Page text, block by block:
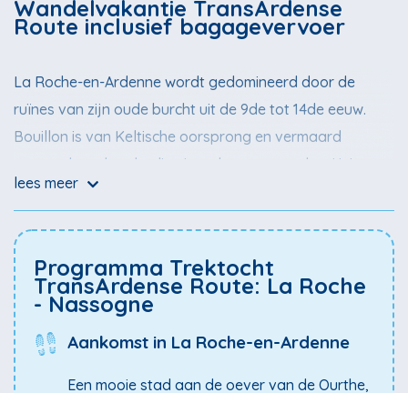
Wandelvakantie TransArdense
Route inclusief bagagevervoer
La Roche-en-Ardenne wordt gedomineerd door de
ruïnes van zijn oude burcht uit de 9de tot 14de eeuw.
Bouillon is van Keltische oorsprong en vermaard
wegens haar burcht die eigendom was van het Huis van
Ardenne waartoe ook Godfried van Bouillon behoorde.
Het voortdurend klimmen en dalen leidt tot fraaie
panorama’s over de uitgestrekte bossen en tot het
ontdekken van onbedorven natuurplekjes en kleine
dorpjes. De Transardense route is geel/wit gemarkeerd
en is duidelijk bewegwijzerd.
lees meer
Programma Trektocht
TransArdense Route: La Roche
- Nassogne
Aankomst in La Roche-en-Ardenne
Een mooie stad aan de oever van de Ourthe,